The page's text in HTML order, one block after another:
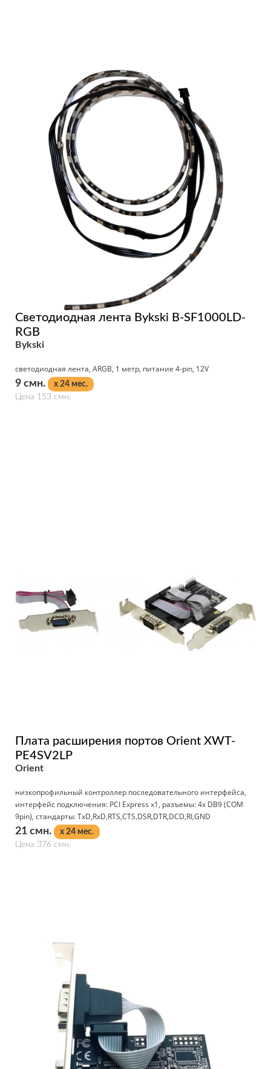
Светодиодная лента Bykski B-SF1000LD-
RGB
Bykski
светодиодная лента, ARGB, 1 метр, питание 4-pin, 12V
9 смн.
x 24 мес.
Цена 153 смн.
Плата расширения портов Orient XWT-
PE4SV2LP
Orient
низкопрофильный контроллер последовательного интерфейса,
интерфейс подключения: PCI Express x1, разъемы: 4x DB9 (COM
9pin), стандарты: TxD,RxD,RTS,CTS,DSR,DTR,DCD,RI,GND
21 смн.
x 24 мес.
Цена 376 смн.